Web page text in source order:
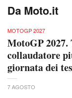
Da Moto.it
MOTOGP 2027
MotoGP
collaudatore
giornata dei
7 AGOSTO